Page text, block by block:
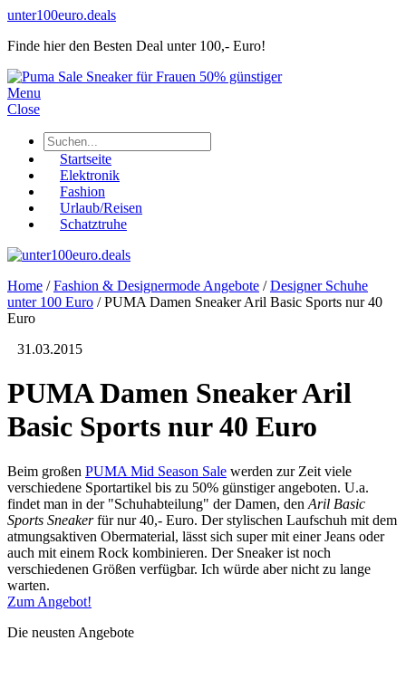
unter100euro.deals
Finde hier den Besten Deal unter 100,- Euro!
Menu
Close
Startseite
Elektronik
Fashion
Urlaub/Reisen
Schatztruhe
Home /Fashion & Designermode Angebote /Designer Schuhe
unter 100 Euro /PUMA Damen Sneaker Aril Basic Sports nur 40
Euro
31.03.2015
PUMA Damen Sneaker Aril
Basic Sports nur 40 Euro
Beim großen PUMA Mid Season Sale werden zur Zeit viele
verschiedene Sportartikel bis zu 50% günstiger angeboten. U.a.
findet man in der "Schuhabteilung" der Damen, den Aril Basic
Sports Sneakerfür nur 40,- Euro. Der stylischen Laufschuh mit dem
atmungsaktiven Obermaterial, lässt sich super mit einer Jeans oder
auch mit einem Rock kombinieren. Der Sneaker ist noch
verschiedenen Größen verfügbar. Ich würde aber nicht zu lange
warten.
Zum Angebot!
Die neusten Angebote